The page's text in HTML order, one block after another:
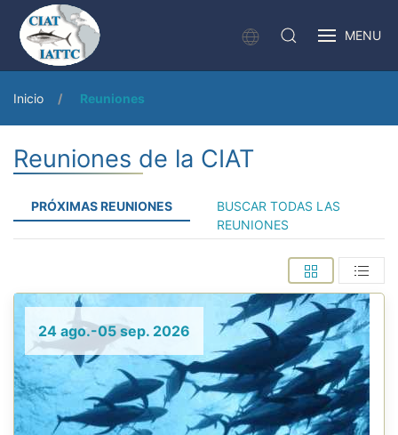
MENU
Inicio Reuniones
Reuniones de la CIAT
PRÓXIMAS REUNIONES
BUSCAR TODAS LAS
REUNIONES
24 ago.-05 sep. 2026